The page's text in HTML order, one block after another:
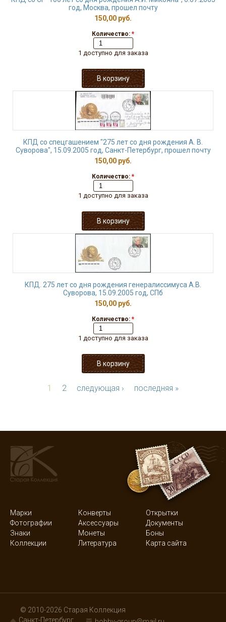
год, Москва, прошел почту
150,00 руб.
Количество: *
1 доступно для заказа
КПД со спецгашением "275 лет со дня рождения А. В.
Суворова", 15.09.2005 год, Санкт-Петербург, прошел почту
150,00 руб.
Количество: *
1 доступно для заказа
КПД. 275 лет со дня рождения генералиссимуса А.В.
Суворова, 15.09.2005 год, СПб
150,00 руб.
Количество: *
1 доступно для заказа
1 2 следующая › последняя »
Марки Конверты
Открытки
Фотографии
Аксессуары
Документы
Знаки
Монеты
Боны
Коллекции
Литература Карта сайта
© 2010-2026 Старая Коллекция
Санкт-Петербург